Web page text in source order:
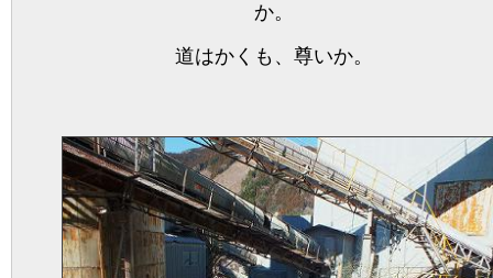
か。
道はかくも、尊いか。